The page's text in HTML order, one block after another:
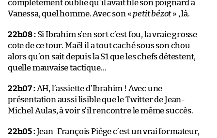
complètement oublié qu’il avait filé son poignard à
Vanessa, quel homme. Avec son « petit bézot» , là.
22h08 :Si Ibrahim s’en sort c’est fou, la vraie grosse
cote de ce tour. Maël il a tout caché sous son chou
alors qu’on sait depuis la S1 que les chefs détestent,
quelle mauvaise tactique…
22h07 :AH, l’assiette d’Ibrahim ! Avec une
présentation aussi lisible que le Twitter de Jean-
Michel Aulas, à voir s’il rencontre le même succès.
22h05 :Jean-François Piège c’est un vrai formateur,